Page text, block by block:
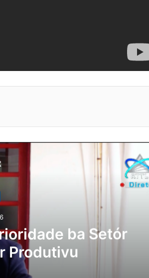
ba Setór
Produtivu